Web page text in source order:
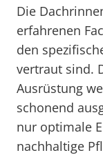
Die
erfahrenen
den
vertraut sind.
Ausrüstung
schonend
nur optimale
nachhaltige